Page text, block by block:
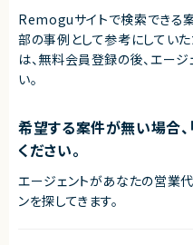
・BtoB向けサービスやPoC・新規
■求める人物像
・要件が変化するPoC開発を柔軟
・フロントエンドとバックエンドの
・指示待ちではなく主体的に改善
・小規模チームで幅広く対応できる方
契約形態
業務委託(準委任契約)
Remoguサイトで検索できる
部の事例として参考にしていた
は、無料会員登録の後、エー
い。
希望する案件が無い場合、
ください。
エージェントがあなたの営業
ンを探してきます。